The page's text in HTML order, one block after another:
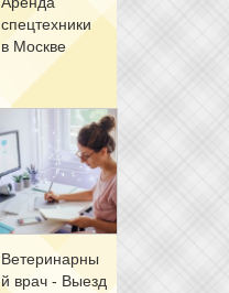
спец­тех­ни­ки
в Москве
Ве­те­ри­нар­ны
й врач - Вы­езд